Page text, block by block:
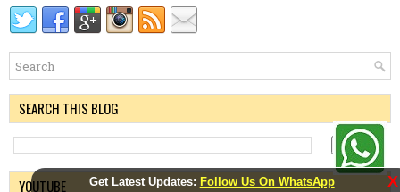
Get Latest Updates: Follow Us On WhatsApp X
SEARCH THIS BLOG
YOUTUBE